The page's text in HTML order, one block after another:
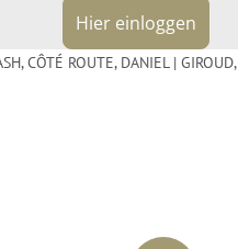
Hier einloggen
,CÔTÉ ROUTE, DANIEL | GIROUD,